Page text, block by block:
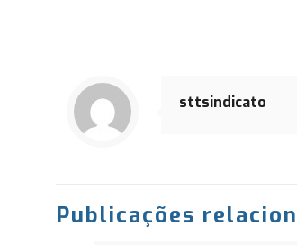
sttsindicato
Publicações